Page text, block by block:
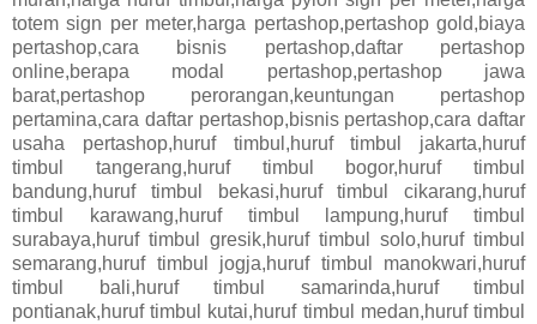
totem sign per meter,harga pertashop,pertashop gold,biaya
pertashop,cara bisnis pertashop,daftar pertashop
online,berapa modal pertashop,pertashop jawa
barat,pertashop perorangan,keuntungan pertashop
pertamina,cara daftar pertashop,bisnis pertashop,cara daftar
usaha pertashop,huruf timbul,huruf timbul jakarta,huruf
timbul tangerang,huruf timbul bogor,huruf timbul
bandung,huruf timbul bekasi,huruf timbul cikarang,huruf
timbul karawang,huruf timbul lampung,huruf timbul
surabaya,huruf timbul gresik,huruf timbul solo,huruf timbul
semarang,huruf timbul jogja,huruf timbul manokwari,huruf
timbul bali,huruf timbul samarinda,huruf timbul
pontianak,huruf timbul kutai,huruf timbul medan,huruf timbul